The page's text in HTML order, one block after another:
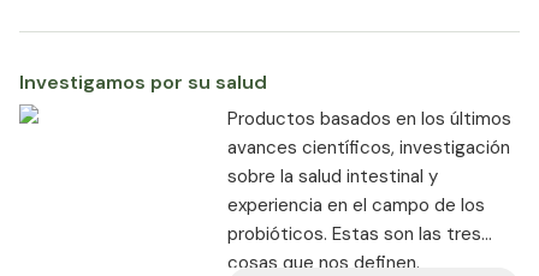
en el apoyo a la salud digestiva, el
más.​
Investigamos por su salud
Productos basados en los últimos
avances científicos, investigación
sobre la salud intestinal y
experiencia en el campo de los
probióticos. Estas son las tres
cosas que nos definen.